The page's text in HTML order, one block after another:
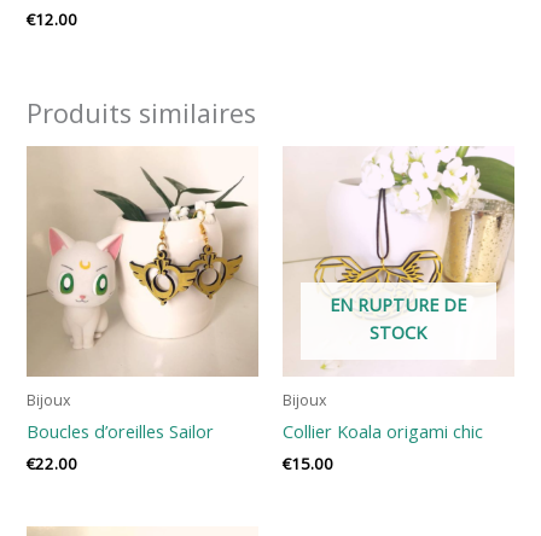
€12.00
Produits similaires
Bijoux
Boucles d’oreilles Sailor
€22.00
EN RUPTURE DE
STOCK
Bijoux
Collier Koala origami chic
€15.00